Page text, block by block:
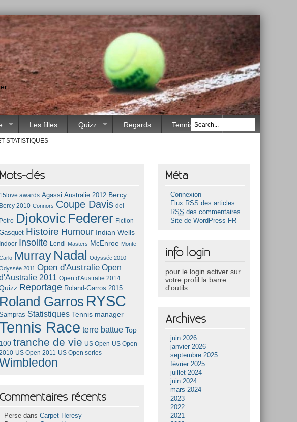
Les filles Quizz Regards Tennis Race
STATISTIQUES
Mots-clés
15love awards Agassi Australie 2012 Bercy
Bercy 2010 Connors Coupe Davis del
Potro Djokovic Federer Fiction
Histoire Humour Indian Wells
Indoor Insolite Lendl Masters McEnroe Monte-
Murray Nadal
Odyssée 2010
2011 Open d'Australie Open
2011 Open d'Australie 2014
Reportage Roland-Garros 2015
Roland Garros RYSC
Statistiques Tennis manager
Race terre battue Top
100 tranche de vie US Open US Open
US Open 2011 US Open series
Commentaires récents
Perse dansCarpet Heresy
Méta
Connexion
Flux RSS des articles
RSS des commentaires
Site de WordPress-FR
info login
pour le login activer sur
votre profil la barre
d'outils
Archives
juin 2026
janvier 2026
septembre 2025
février 2025
juillet 2024
juin 2024
mars 2024
2023
2022
2021